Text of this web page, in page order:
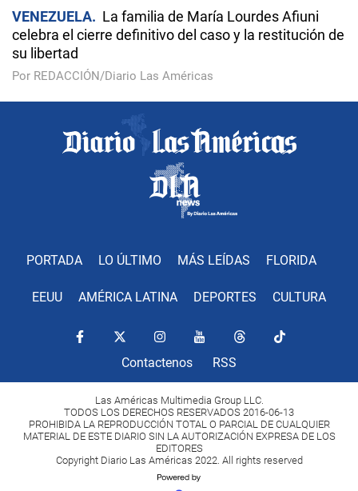
VENEZUELA
La familia de María Lourdes Afiuni
celebra el cierre definitivo del caso y la restitución de
su libertad
Por REDACCIÓN/Diario Las Américas
PORTADA LO ÚLTIMO MÁS LEÍDAS FLORIDA
EEUU AMÉRICA LATINA DEPORTES CULTURA
Contactenos RSS
Las Américas Multimedia Group LLC.
TODOS LOS DERECHOS RESERVADOS 2016-06-13
PROHIBIDA LA REPRODUCCIÓN TOTAL O PARCIAL DE CUALQUIER
MATERIAL DE ESTE DIARIO SIN LA AUTORIZACIÓN EXPRESA DE LOS
EDITORES
Copyright Diario Las Américas 2022. All rights reserved